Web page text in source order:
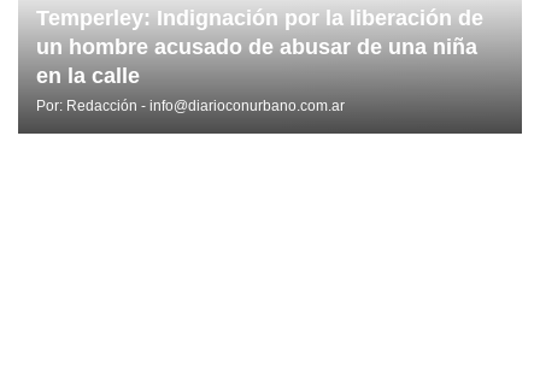
Temperley: Indignación por la liberación de
un hombre acusado de abusar de una niña
en la calle
Por: Redacción - info@diarioconurbano.com.ar